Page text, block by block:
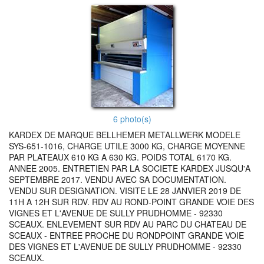
6 photo(s)
KARDEX DE MARQUE BELLHEMER METALLWERK MODELE
SYS-651-1016, CHARGE UTILE 3000 KG, CHARGE MOYENNE
PAR PLATEAUX 610 KG A 630 KG. POIDS TOTAL 6170 KG.
ANNEE 2005. ENTRETIEN PAR LA SOCIETE KARDEX JUSQU'A
SEPTEMBRE 2017. VENDU AVEC SA DOCUMENTATION.
VENDU SUR DESIGNATION. VISITE LE 28 JANVIER 2019 DE
11H A 12H SUR RDV. RDV AU ROND-POINT GRANDE VOIE DES
VIGNES ET L'AVENUE DE SULLY PRUDHOMME - 92330
SCEAUX. ENLEVEMENT SUR RDV AU PARC DU CHATEAU DE
SCEAUX - ENTREE PROCHE DU RONDPOINT GRANDE VOIE
DES VIGNES ET L'AVENUE DE SULLY PRUDHOMME - 92330
SCEAUX.